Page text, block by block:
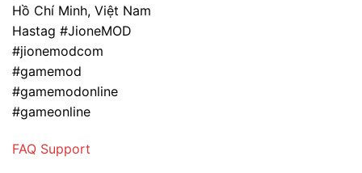
Hồ Chí Minh, Việt Nam
Hastag #JioneMOD
#jionemodcom
#gamemod
#gamemodonline
#gameonline
FAQ Support